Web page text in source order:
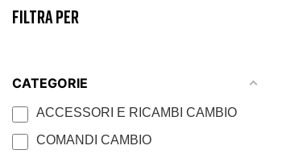
FILTRA PER
CATEGORIE
ACCESSORI E RICAMBI CAMBIO
COMANDI CAMBIO